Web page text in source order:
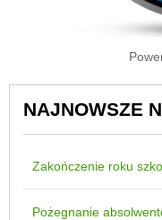
NAJNOWSZE
Zakończenie roku
Pożegnanie